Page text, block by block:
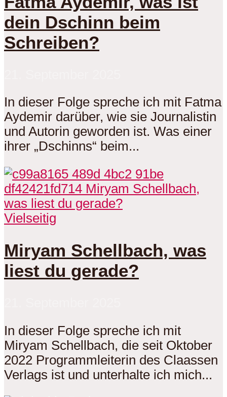
dein Dschinn beim
Schreiben?
In dieser Folge spreche ich mit Fatma
Aydemir darüber, wie sie Journalistin
und Autorin geworden ist. Was einer
ihrer „Dschinns“ beim...
Vielseitig
Miryam Schellbach, was
liest du gerade?
In dieser Folge spreche ich mit
Miryam Schellbach, die seit Oktober
2022 Programmleiterin des Claassen
Verlags ist und unterhalte ich mich...